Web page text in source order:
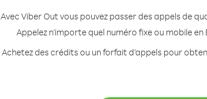
Avec Viber Out vous pouvez passer des appels de
Appelez n'importe quel numéro fixe ou mobile en
Achetez des crédits ou un forfait d’appels pour